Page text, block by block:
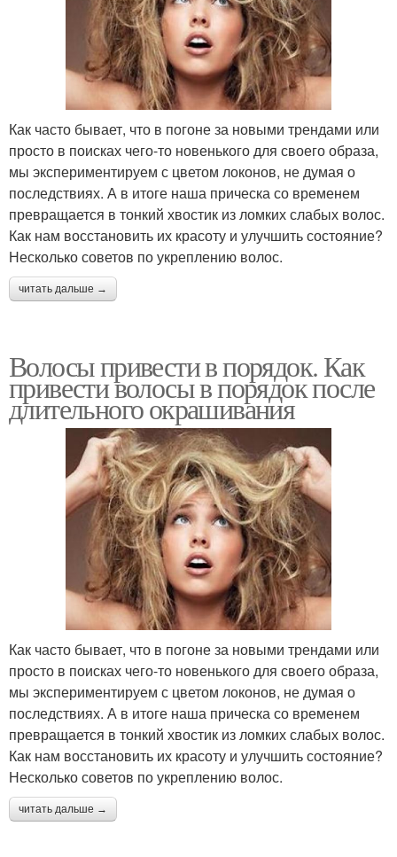
Как часто бывает, что в погоне за новыми трендами или
просто в поисках чего-то новенького для своего образа,
мы экспериментируем с цветом локонов, не думая о
последствиях. А в итоге наша прическа со временем
превращается в тонкий хвостик из ломких слабых волос.
Как нам восстановить их красоту и улучшить состояние?
Несколько советов по укреплению волос.
читать дальше →
Волосы привести в порядок. Как
привести волосы в порядок после
длительного окрашивания
Как часто бывает, что в погоне за новыми трендами или
просто в поисках чего-то новенького для своего образа,
мы экспериментируем с цветом локонов, не думая о
последствиях. А в итоге наша прическа со временем
превращается в тонкий хвостик из ломких слабых волос.
Как нам восстановить их красоту и улучшить состояние?
Несколько советов по укреплению волос.
читать дальше →